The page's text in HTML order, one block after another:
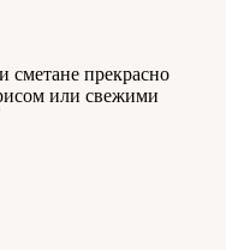
сметане прекрасно
или свежими